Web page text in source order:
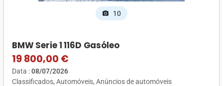
photo_camera 10
BMW Serie 1 116D Gasóleo
19 800,00 €
Data :08/07/2026
Classificados Automóveis Anúncios de automóveis